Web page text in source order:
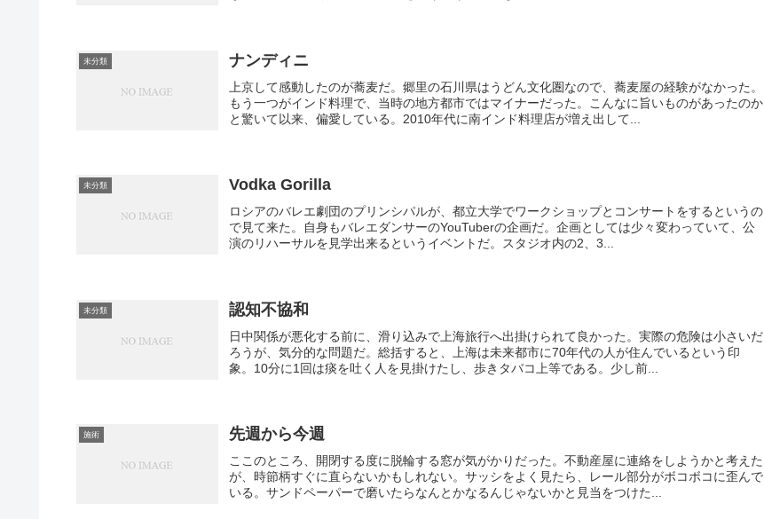
未分類 ナンディニ
上京して感動したのが蕎麦だ。郷里の石川県はうどん文化圏なので、蕎麦屋の経験がなかった。
もう一つがインド料理で、当時の地方都市ではマイナーだった。こんなに旨いものがあったのか
と驚いて以来、偏愛している。2010年代に南インド料理店が増え出して...
未分類 Vodka Gorilla
ロシアのバレエ劇団のプリンシパルが、都立大学でワークショップとコンサートをするというの
で見て来た。自身もバレエダンサーのYouTuberの企画だ。企画としては少々変わっていて、公
演のリハーサルを見学出来るというイベントだ。スタジオ内の2、3...
未分類 認知不協和
日中関係が悪化する前に、滑り込みで上海旅行へ出掛けられて良かった。実際の危険は小さいだ
ろうが、気分的な問題だ。総括すると、上海は未来都市に70年代の人が住んでいるという印
象。10分に1回は痰を吐く人を見掛けたし、歩きタバコ上等である。少し前...
施術 先週から今週
ここのところ、開閉する度に脱輪する窓が気がかりだった。不動産屋に連絡をしようかと考えた
が、時節柄すぐに直らないかもしれない。サッシをよく見たら、レール部分がボコボコに歪んで
いる。サンドペーパーで磨いたらなんとかなるんじゃないかと見当をつけた...